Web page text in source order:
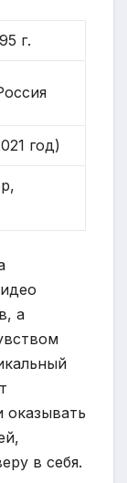
г.
год)
а
оказывать
в себя.